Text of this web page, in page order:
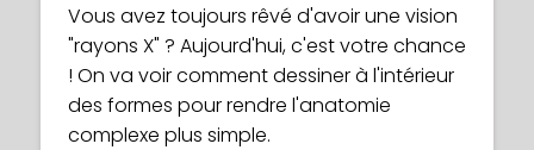
Vous avez toujours rêvé d'avoir une vision
"rayons X" ? Aujourd'hui, c'est votre chance
! On va voir comment dessiner à l'intérieur
des formes pour rendre l'anatomie
complexe plus simple.